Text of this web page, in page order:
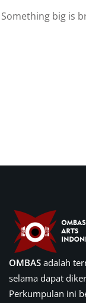
Something big is
OMBAS adalah
selama dapat
Perkumpulan ini